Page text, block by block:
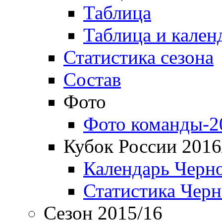
Таблица
Таблица и
Статистика сезона
Состав
Фото
Фото команды-
Кубок России
Календарь
Статистика
Сезон 2015/16